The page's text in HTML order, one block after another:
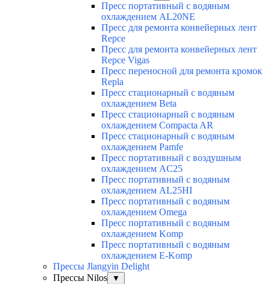
Пресс портативный с водяным
охлаждением AL20NE
Пресс для ремонта конвейерных лент
Repce
Пресс для ремонта конвейерных лент
Repce Vigas
Пресс переносной для ремонта кромок
Repla
Пресс стационарный с водяным
охлаждением Beta
Пресс стационарный с водяным
охлаждением Compacta AR
Пресс стационарный с водяным
охлаждением Pamfe
Пресс портативный с воздушным
охлаждением AC25
Пресс портативный с водяным
охлаждением AL25HI
Пресс портативный с водяным
охлаждением Omega
Пресс портативный с водяным
охлаждением Komp
Пресс портативный с водяным
охлаждением E-Komp
Прессы Jlangyin Delight
Прессы Nilos
▼